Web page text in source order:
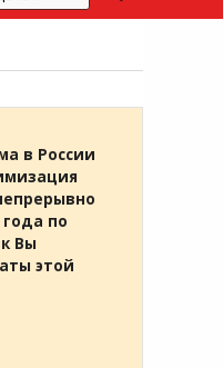
в России
по
Вы
этой